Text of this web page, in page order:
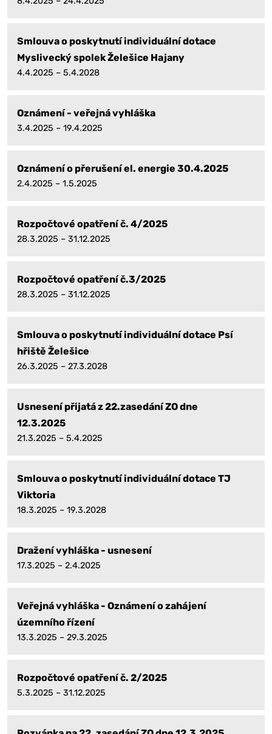
Smlouva o poskytnutí individuální dotace
Myslivecký spolek Želešice Hajany
4.4.2025 – 5.4.2028
Oznámení - veřejná vyhláška
3.4.2025 – 19.4.2025
Oznámení o přerušení el. energie 30.4.2025
2.4.2025 – 1.5.2025
Rozpočtové opatření č. 4/2025
28.3.2025 – 31.12.2025
Rozpočtové opatření č.3/2025
28.3.2025 – 31.12.2025
Smlouva o poskytnutí individuální dotace Psí
hřiště Želešice
26.3.2025 – 27.3.2028
Usnesení přijatá z 22.zasedání ZO dne
12.3.2025
21.3.2025 – 5.4.2025
Smlouva o poskytnutí individuální dotace TJ
Viktoria
18.3.2025 – 19.3.2028
Dražení vyhláška - usnesení
17.3.2025 – 2.4.2025
Veřejná vyhláška - Oznámení o zahájení
územního řízení
13.3.2025 – 29.3.2025
Rozpočtové opatření č. 2/2025
5.3.2025 – 31.12.2025